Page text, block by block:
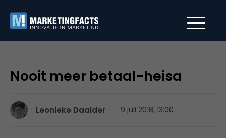
Nooit meer betaal-heisa
Leonieke Daalder 9 juli 2018, 13:00